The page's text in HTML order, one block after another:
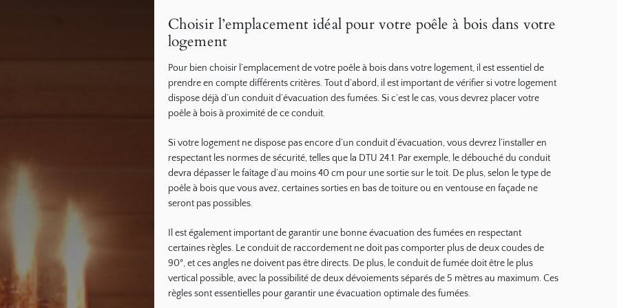
Choisir l’emplacement idéal pour votre poêle à bois dans votre
logement
Pour bien choisir l’emplacement de votre poêle à bois dans votre logement, il est essentiel de
prendre en compte différents critères. Tout d’abord, il est important de vérifier si votre logement
dispose déjà d’un conduit d’évacuation des fumées. Si c’est le cas, vous devrez placer votre
poêle à bois à proximité de ce conduit.
Si votre logement ne dispose pas encore d’un conduit d’évacuation, vous devrez l’installer en
respectant les normes de sécurité, telles que la DTU 24.1. Par exemple, le débouché du conduit
devra dépasser le faîtage d’au moins 40 cm pour une sortie sur le toit. De plus, selon le type de
poêle à bois que vous avez, certaines sorties en bas de toiture ou en ventouse en façade ne
seront pas possibles.
Il est également important de garantir une bonne évacuation des fumées en respectant
certaines règles. Le conduit de raccordement ne doit pas comporter plus de deux coudes de
90°, et ces angles ne doivent pas être directs. De plus, le conduit de fumée doit être le plus
vertical possible, avec la possibilité de deux dévoiements séparés de 5 mètres au maximum. Ces
règles sont essentielles pour garantir une évacuation optimale des fumées.